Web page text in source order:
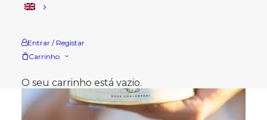
Entrar / Registar
Carrinho
O seu carrinho está vazio.